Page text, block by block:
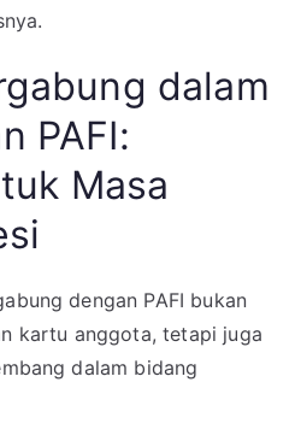
dalam
PAFI:
Masa
dengan PAFI bukan
kartu anggota, tetapi juga
dalam bidang